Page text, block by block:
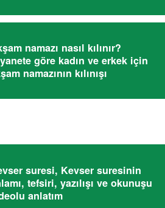
namazı nasıl kılınır?
göre kadın ve erkek için
namazının kılınışı
suresi, Kevser suresinin
tefsiri, yazılışı ve okunuşu
anlatım